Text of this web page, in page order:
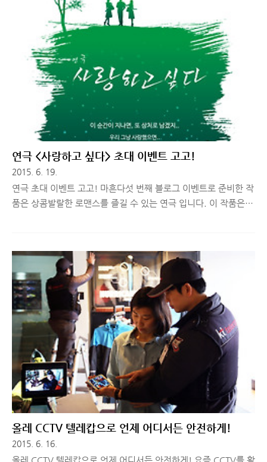
알려진 백신을 사용하시면 됩니다. 그래도 무료로 사용할 수 있는
좋~은 정보가 있다면 소개해드려야겠죠? ^^ 외산 백신 중, Avast
와 AVG AntiVirus는 끊이지 않고 사용자를 이어가고 있는 꽤 많
은 장점있는 프로그램입니다. 국산 프로그램만으로 부족하다고 생
각하시는 분들은 무료로 다운..
연극 <사랑하고 싶다> 초대 이벤트 고고!
2015. 6. 19.
연극 초대 이벤트 고고! 마흔다섯 번째 블로그 이벤트로 준비한 작
품은 상콤발랄한 로맨스를 즐길 수 있는 연극 입니다. 이 작품은 8
요? 연극 를 통해 같이 얘기해볼 수 있는 기회가 되길 바랍니다. 지
금 바로 신청해주세요! 1. 연극 제목 및 공연장 위치 - 연극 - 대학
로 연진아트홀 2. 줄거리 및 상세 정보 -
http://ticket.interpark.com/Ticket/Goods/GoodsInfo.asp?
GoodsCode=15005951 3. 모집 일정 및 인원 - 2015년 06월
27일 (토) 오후 6시 (10쌍..
올레 CCTV 텔레캅으로 언제 어디서든 안전하게!
2015. 6. 16.
올레 CCTV 텔레캅으로 언제 어디서든 안전하게! 요즘 CCTV를 활